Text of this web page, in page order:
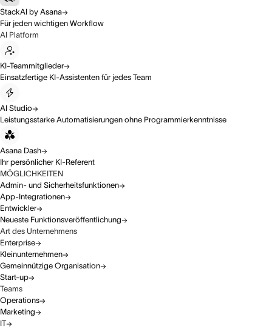
StackAI by Asana
Für jeden wichtigen Workflow
AI Platform
KI-Teammitglieder
Einsatzfertige KI-Assistenten für jedes Team
AI Studio
Leistungsstarke Automatisierungen ohne Programmierkenntnisse
Asana Dash
Ihr persönlicher KI-Referent
MÖGLICHKEITEN
Admin- und Sicherheitsfunktionen
App-Integrationen
Entwickler
Neueste Funktionsveröffentlichung
Art des Unternehmens
Enterprise
Kleinunternehmen
Gemeinnützige Organisation
Start-up
Teams
Operations
Marketing
IT